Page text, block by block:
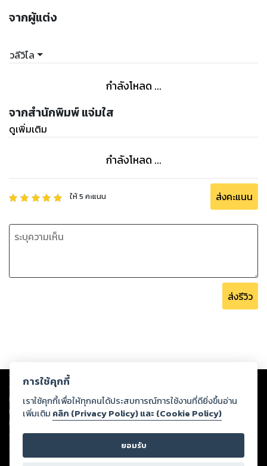
จากผู้แต่ง
วลีวิไล
กำลังโหลด ...
จากสำนักพิมพ์ แจ่มใส
ดูเพิ่มเติม
กำลังโหลด ...
ให้5 คะแนน ส่งคะแนน
ส่งรีวิว
Copyright © 2026
ต่อผลงานหรือเนื้อหาใดที่อัปโหลดผ่านเว็บไซต์และปรากฏว่าละเมิดสิทธิใน
ทรัพย์สินทางปัญญาของบุคคลอื่นหรือขัดต่อกฎหมายและศีลธรรม ดังนั้น ผู้อ่าน
ทุกท่านโปรดใช้วิจารณญาณในการกลั่นกรองด้วยตนเอง และหากท่านพบว่าส่วน
หนึ่งส่วนใดขัดต่อกฎหมายและศีลธรรม กรุณาแจ้งมายังบริษัท เพื่อทีมงานจะได้
ดำเนินการในทันที ทั้งนี้ ทางสตอรี่ล็อกขอสงวนลิขสิทธิ์ตามพระราชบัญญัติ
ลิขสิทธิ์ พ.ศ. 2537 (ฉบับล่าสุด)
การใช้คุกกี้
เราใช้คุกกี้เพื่อให้ทุกคนได้ประสบการณ์การใช้งานที่ดียิ่งขึ้นอ่าน
เพิ่มเติม คลิก (Privacy Policy) และ (Cookie Policy)
ยอมรับ